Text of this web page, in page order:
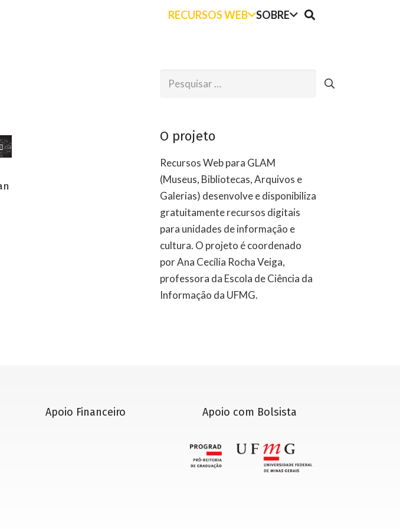
RECURSOS WEB SOBRE
Pesquisar
O projeto
Recursos Web para GLAM
(Museus, Bibliotecas, Arquivos e
Galerias) desenvolve e disponibiliza
gratuitamente recursos digitais
para unidades de informação e
cultura. O projeto é coordenado
por Ana Cecília Rocha Veiga,
professora da Escola de Ciência da
Informação da UFMG.
Apoio Financeiro Apoio com Bolsista